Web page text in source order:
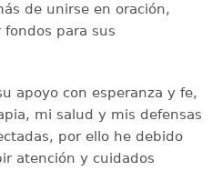
de unirse en oración,
para sus
apoyo con esperanza y fe,
mi salud y mis defensas
por ello he debido
atención y cuidados